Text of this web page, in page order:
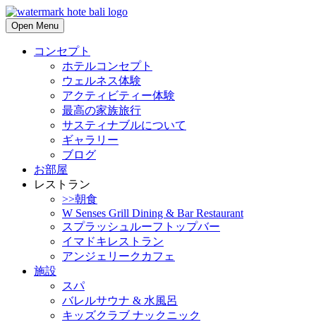
Open Menu
コンセプト
ホテルコンセプト
ウェルネス体験
アクティビティー体験
最高の家族旅行
サスティナブルについて
ギャラリー
ブログ
お部屋
レストラン
>>朝食
W Senses Grill Dining & Bar Restaurant
スプラッシュルーフトップバー
イマドキレストラン
アンジェリークカフェ
施設
スパ
バレルサウナ & 水風呂
キッズクラブ ナックニック